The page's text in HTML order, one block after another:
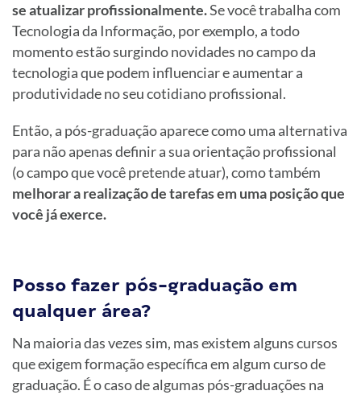
se atualizar profissionalmente.Se você trabalha com
Tecnologia da Informação, por exemplo, a todo
momento estão surgindo novidades no campo da
tecnologia que podem influenciar e aumentar a
produtividade no seu cotidiano profissional.
Então, a pós-graduação aparece como uma alternativa
para não apenas definir a sua orientação profissional
(o campo que você pretende atuar), como também
melhorar a realização de tarefas em uma posição que
você já exerce.
Posso fazer pós-graduação em
qualquer área?
Na maioria das vezes sim, mas existem alguns cursos
que exigem formação específica em algum curso de
graduação. É o caso de algumas pós-graduações na